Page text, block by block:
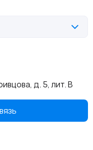
д. 5, лит. В